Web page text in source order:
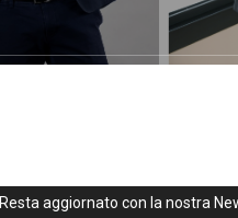
Resta aggiornato con la nostra